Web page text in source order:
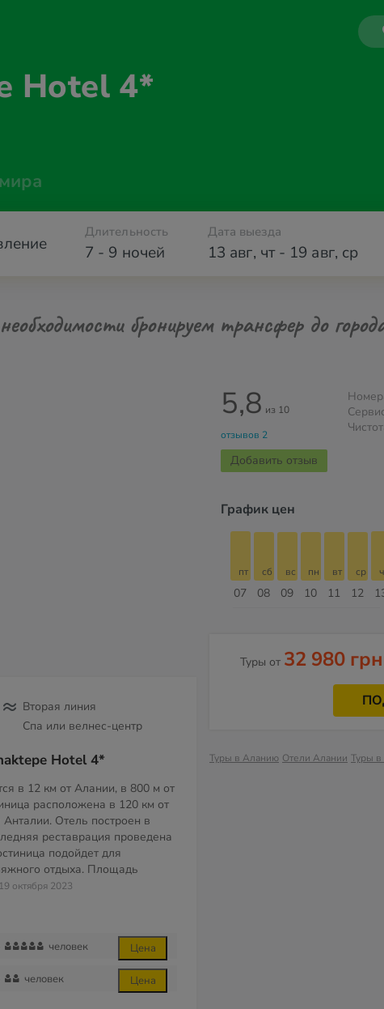
Hotel 4*
7 - 9 ночей
Длительность Дата выезда
13 авг, чт- 19 авг, ср
бронируем трансфер до
Вторая линия
Спа или велнес-центр
Hotel 4*
в 12 км от Алании, в 800 м от
расположена в 120 км от
Анталии. Отель построен в
реставрация проведена
подойдет для
отдыха. Площадь
октября 2023
человек Цена
человек Цена
5,8 из 10
отзывов 2
Добавить отзыв
График цен
07
пт
08
сб
09
вс
10
пн
11
вт
12
ср
Туры от 32 980 грн
Туры в Аланию Отели Алании Туры